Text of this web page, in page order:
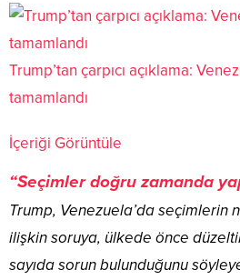
Trump’tan çarpıcı açıklama:
tamamlandı
İçeriği Görüntüle
“Seçimler doğru zamanda
Trump, Venezuela’da seçimlerin
ilişkin soruya, ülkede önce
sayıda sorun bulunduğunu